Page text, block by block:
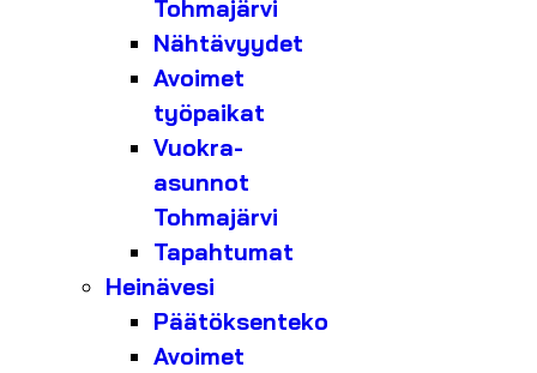
Tohmajärvi
Nähtävyydet
Avoimet
työpaikat
Vuokra-
asunnot
Tohmajärvi
Tapahtumat
Heinävesi
Päätöksenteko
Avoimet